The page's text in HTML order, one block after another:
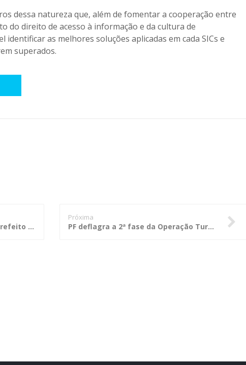
dessa natureza que, além de fomentar a cooperação entre
do direito de acesso à informação e da cultura de
identificar as melhores soluções aplicadas em cada SICs e
superados.
MPE solicita informações ao prefeito de Cuiabá sobre plantio de palmeiras em canteiros do VLT
Próxima
PF deflagra a 2ª fase da Operação Turbocred